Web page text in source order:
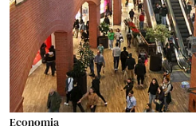
Economia